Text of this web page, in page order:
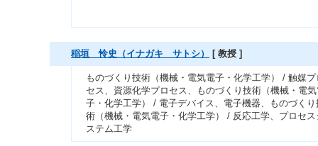
稲垣 怜史（イナガキ サトシ） [ 教授 ]
ものづくり技術（機械・電気電子・化学工学） / 触媒プ
セス、資源化学プロセス、ものづくり技術（機械・電
子・化学工学） / 電子デバイス、電子機器、ものづくり
術（機械・電気電子・化学工学） / 反応工学、プロセス
ステム工学